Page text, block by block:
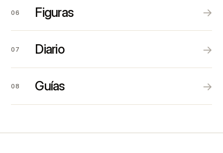
06 Figuras →
07 Diario →
08 Guías →